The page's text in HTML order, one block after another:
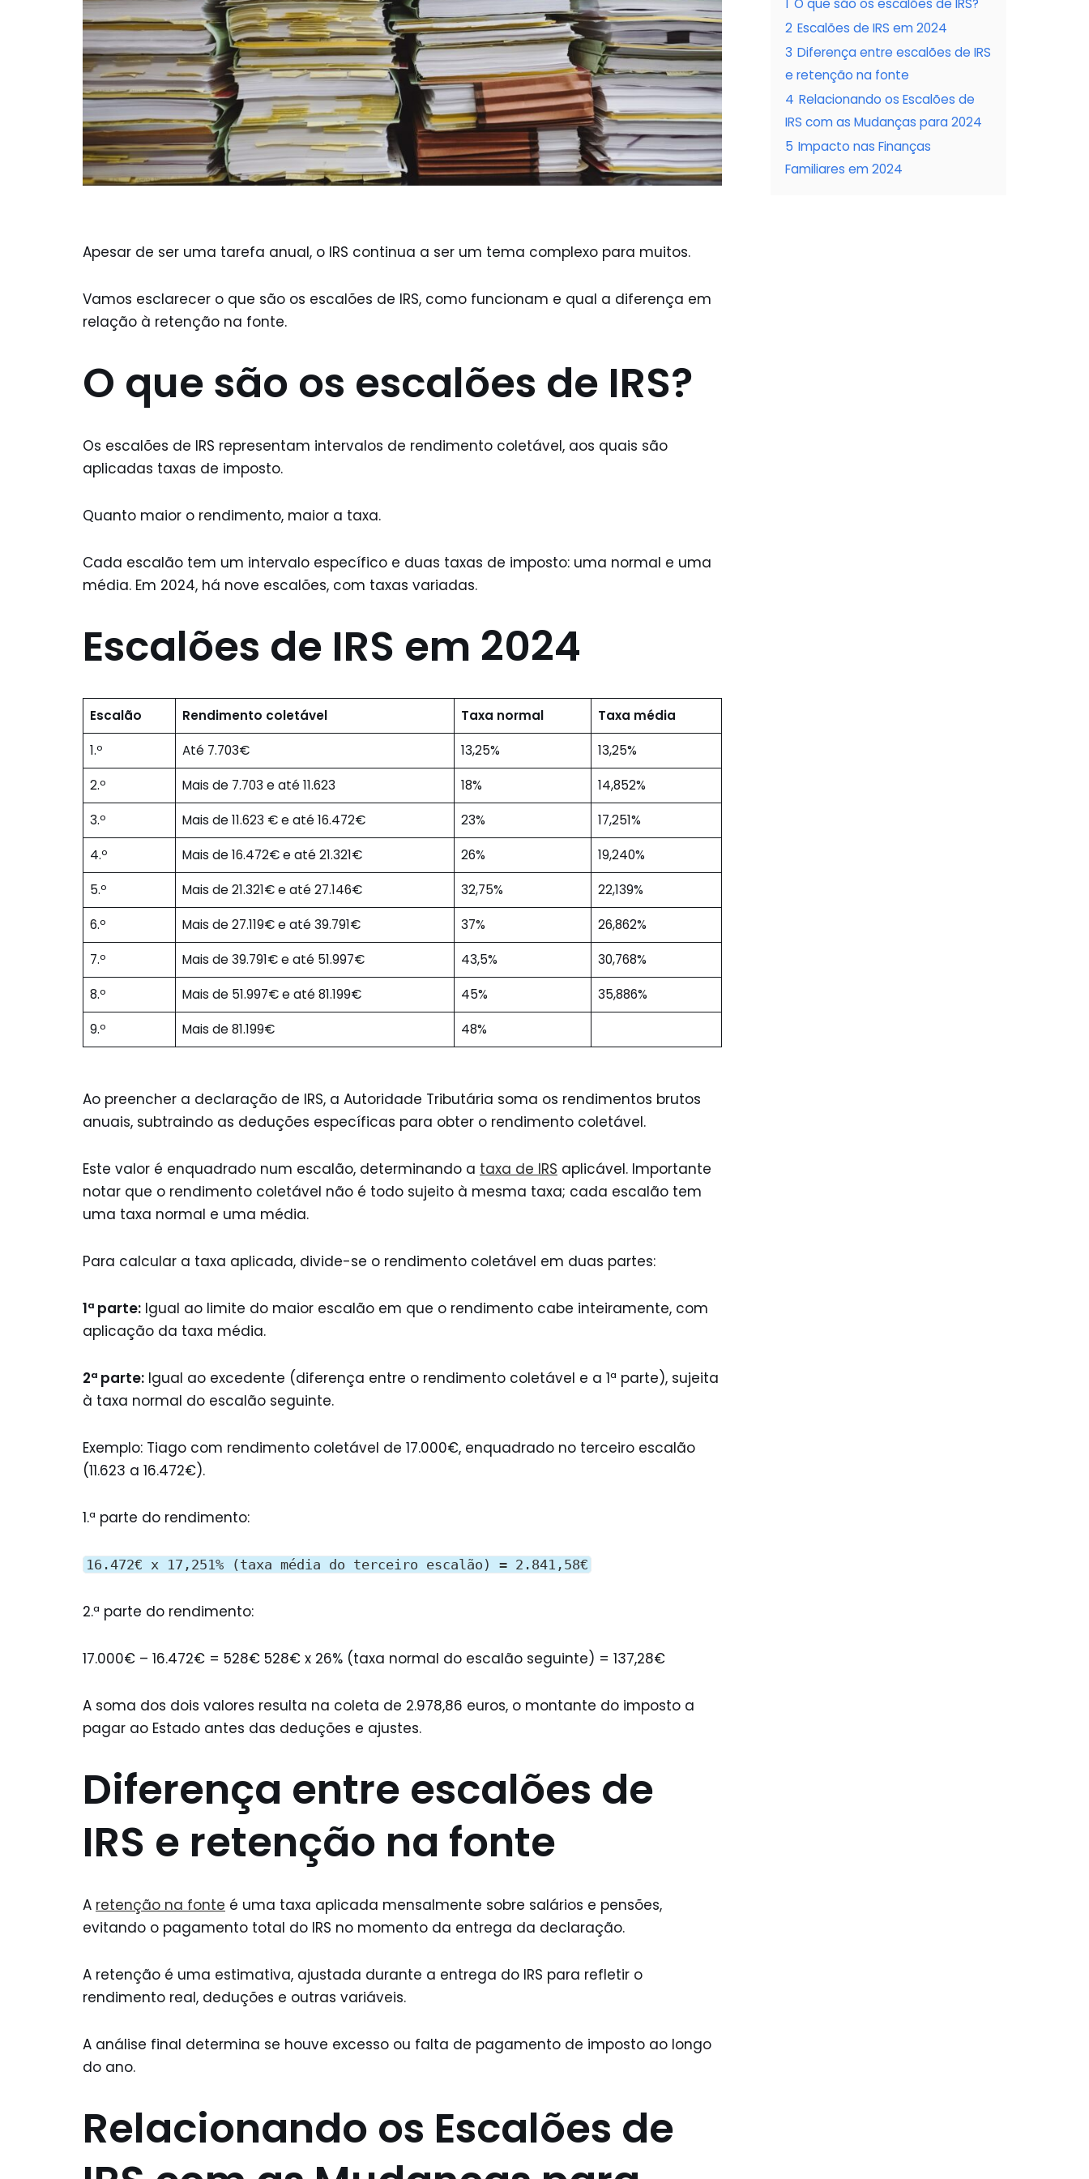
Apesar de ser uma tarefa anual, o IRS continua a ser um tema complexo para muitos.
Vamos esclarecer o que são os escalões de IRS, como funcionam e qual a diferença em
relação à retenção na fonte.
O que são os escalões de IRS?
Os escalões de IRS representam intervalos de rendimento coletável, aos quais são
aplicadas taxas de imposto.
Quanto maior o rendimento, maior a taxa.
Cada escalão tem um intervalo específico e duas taxas de imposto: uma normal e uma
média. Em 2024, há nove escalões, com taxas variadas.
Escalões de IRS em 2024
Escalão Rendimento coletável Taxa normal Taxa média
1.º Até 7.703€ 13,25% 13,25%
2.º Mais de 7.703 e até 11.623 18% 14,852%
3.º Mais de 11.623 € e até 16.472€ 23% 17,251%
4.º Mais de 16.472€ e até 21.321€ 26% 19,240%
5.º Mais de 21.321€ e até 27.146€ 32,75% 22,139%
6.º Mais de 27.119€ e até 39.791€ 37% 26,862%
7.º Mais de 39.791€ e até 51.997€ 43,5% 30,768%
8.º Mais de 51.997€ e até 81.199€ 45% 35,886%
9.º Mais de 81.199€ 48%
Ao preencher a declaração de IRS, a Autoridade Tributária soma os rendimentos brutos
anuais, subtraindo as deduções específicas para obter o rendimento coletável.
Este valor é enquadrado num escalão, determinando a taxa de IRS aplicável. Importante
notar que o rendimento coletável não é todo sujeito à mesma taxa; cada escalão tem
uma taxa normal e uma média.
Para calcular a taxa aplicada, divide-se o rendimento coletável em duas partes:
1ª parte: Igual ao limite do maior escalão em que o rendimento cabe inteiramente, com
aplicação da taxa média.
2ª parte: Igual ao excedente (diferença entre o rendimento coletável e a 1ª parte), sujeita
à taxa normal do escalão seguinte.
Exemplo: Tiago com rendimento coletável de 17.000€, enquadrado no terceiro escalão
(11.623 a 16.472€).
1.ª parte do rendimento:
16.472€ x 17,251% (taxa média do terceiro escalão) = 2.841,58€
2.ª parte do rendimento:
17.000€ – 16.472€ = 528€ 528€ x 26% (taxa normal do escalão seguinte) = 137,28€
A soma dos dois valores resulta na coleta de 2.978,86 euros, o montante do imposto a
pagar ao Estado antes das deduções e ajustes.
Diferença entre escalões de
IRS e retenção na fonte
A retenção na fonte é uma taxa aplicada mensalmente sobre salários e pensões,
evitando o pagamento total do IRS no momento da entrega da declaração.
A retenção é uma estimativa, ajustada durante a entrega do IRS para refletir o
rendimento real, deduções e outras variáveis.
A análise final determina se houve excesso ou falta de pagamento de imposto ao longo
do ano.
Relacionando os Escalões de
O que são os escalões de IRS?
2 Escalões de IRS em 2024
3 Diferença entre escalões de IRS
e retenção na fonte
4 Relacionando os Escalões de
IRS com as Mudanças para 2024
5 Impacto nas Finanças
Familiares em 2024